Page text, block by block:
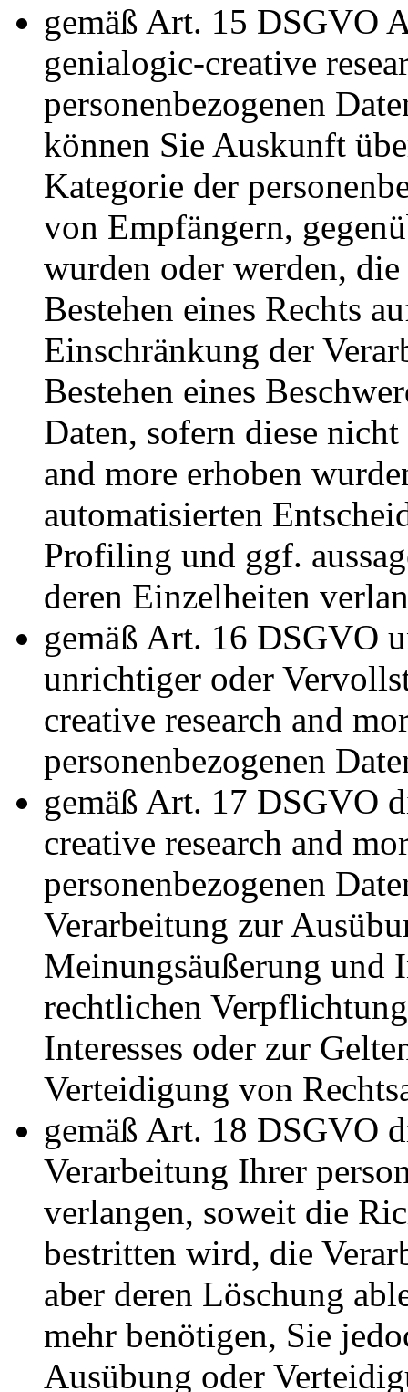
gemäß Art. 15 DSGVO
genialogic-creative
personenbezogenen
können Sie Auskunft
Kategorie der
von Empfängern,
wurden oder werden,
Bestehen eines Rechts
Einschränkung der
Bestehen eines
Daten, sofern diese
and more erhoben
automatisierten
Profiling und ggf.
deren Einzelheiten
gemäß Art. 16 DSGVO
unrichtiger oder
creative research and
personenbezogenen
gemäß Art. 17 DSGVO
creative research and
personenbezogenen
Verarbeitung zur
Meinungsäußerung
rechtlichen
Interesses oder zur
Verteidigung von
gemäß Art. 18 DSGVO
Verarbeitung Ihrer
verlangen, soweit die
bestritten wird, die
aber deren Löschung
mehr benötigen, Sie
Ausübung oder